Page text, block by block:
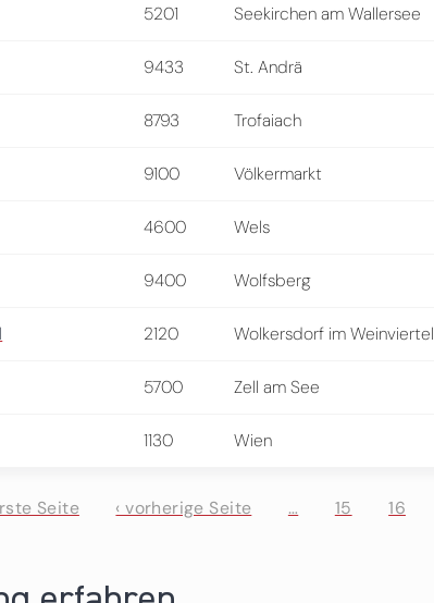
5201 Seekirchen am Wallersee
9433 St. Andrä
8793 Trofaiach
9100 Völkermarkt
4600 Wels
9400 Wolfsberg
2120 Wolkersdorf im Weinviertel
5700 Zell am See
1130 Wien
Seite ‹ vorherige Seite … 15 16